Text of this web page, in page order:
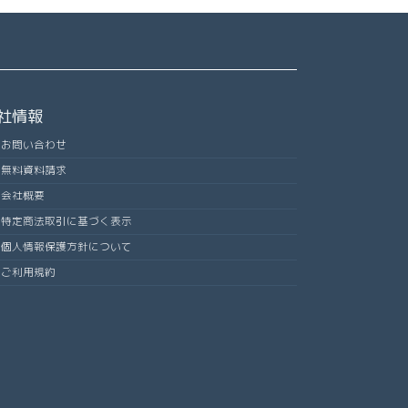
情報
お問い合わせ
無料資料請求
会社概要
特定商法取引に基づく表示
個人情報保護方針について
ご利用規約